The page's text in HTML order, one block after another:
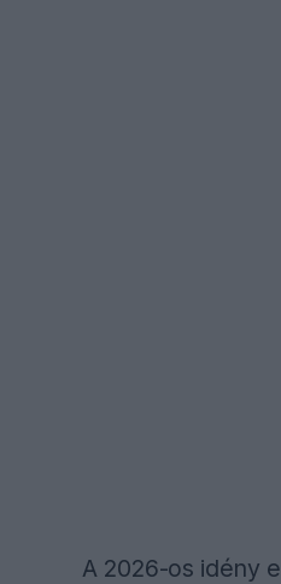
A 2026-os idény